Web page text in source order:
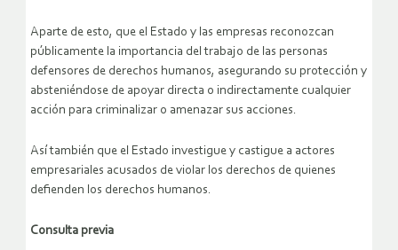
Aparte de esto, que el Estado y las empresas reconozcan
públicamente la importancia del trabajo de las personas
defensores de derechos humanos, asegurando su protección y
absteniéndose de apoyar directa o indirectamente cualquier
acción para criminalizar o amenazar sus acciones.
Así también que el Estado investigue y castigue a actores
empresariales acusados de violar los derechos de quienes
defienden los derechos humanos.
Consulta previa